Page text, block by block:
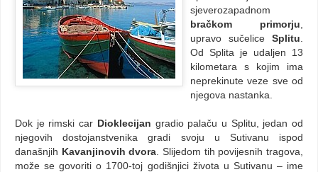
sjeverozapadnom
bračkom primorju
upravo sučelice Splitu
Od Splita je udaljen 13
kilometara s kojim ima
neprekinute veze sve od
njegova nastanka.
Dok je rimski car Dioklecijan gradio palaču u Splitu, jedan od
njegovih dostojanstvenika gradi svoju u Sutivanu ispod
današnjih Kavanjinovih dvora . Slijedom tih povijesnih tragova,
može se govoriti o 1700-toj godišnjici života u Sutivanu – ime